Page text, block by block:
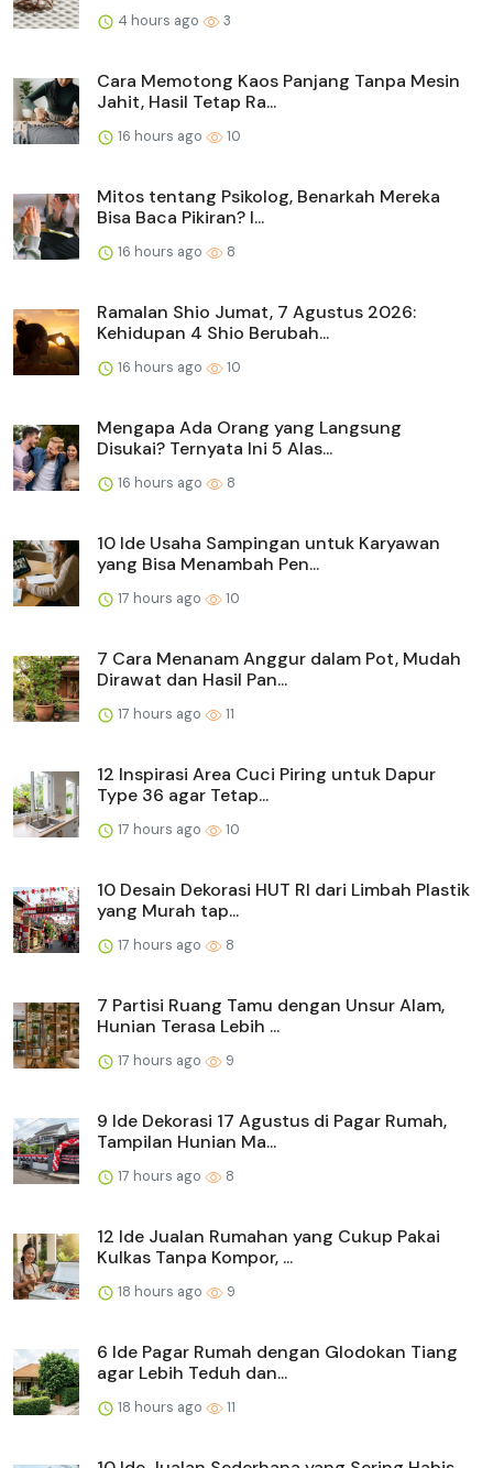
4 hours ago 3
Cara Memotong Kaos Panjang Tanpa Mesin
Jahit, Hasil Tetap Ra...
16 hours ago 10
Mitos tentang Psikolog, Benarkah Mereka
Bisa Baca Pikiran? I...
16 hours ago 8
Ramalan Shio Jumat, 7 Agustus 2026:
Kehidupan 4 Shio Berubah...
16 hours ago 10
Mengapa Ada Orang yang Langsung
Disukai? Ternyata Ini 5 Alas...
16 hours ago 8
10 Ide Usaha Sampingan untuk Karyawan
yang Bisa Menambah Pen...
17 hours ago 10
7 Cara Menanam Anggur dalam Pot, Mudah
Dirawat dan Hasil Pan...
17 hours ago 11
12 Inspirasi Area Cuci Piring untuk Dapur
Type 36 agar Tetap...
17 hours ago 10
10 Desain Dekorasi HUT RI dari Limbah Plastik
yang Murah tap...
17 hours ago 8
7 Partisi Ruang Tamu dengan Unsur Alam,
Hunian Terasa Lebih ...
17 hours ago 9
9 Ide Dekorasi 17 Agustus di Pagar Rumah,
Tampilan Hunian Ma...
17 hours ago 8
12 Ide Jualan Rumahan yang Cukup Pakai
Kulkas Tanpa Kompor, ...
18 hours ago 9
6 Ide Pagar Rumah dengan Glodokan Tiang
agar Lebih Teduh dan...
18 hours ago 11